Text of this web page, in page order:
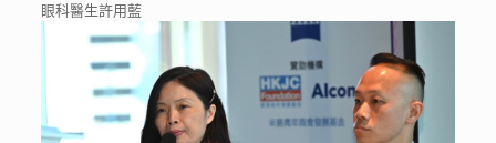
眼科醫生許用藍